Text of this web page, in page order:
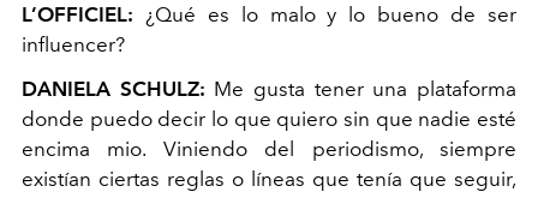
L’OFFICIEL: ¿Qué es lo malo y lo bueno de ser
influencer?
DANIELA SCHULZ: Me gusta tener una plataforma
donde puedo decir lo que quiero sin que nadie esté
encima mio. Viniendo del periodismo, siempre
existían ciertas reglas o líneas que tenía que seguir,